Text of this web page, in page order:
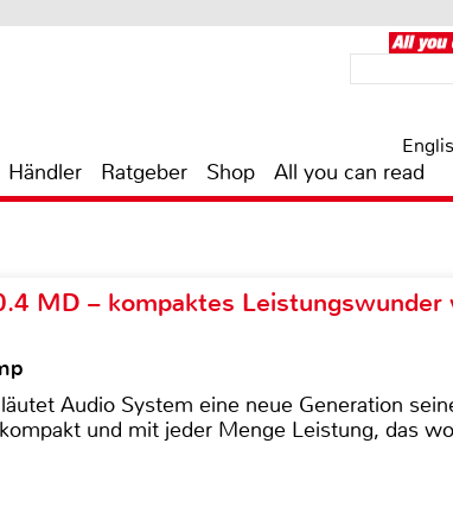
Händler Ratgeber Shop All you can read
MD – kompaktes Leistungswunder
Audio System eine neue Generation
und mit jeder Menge Leistung, das